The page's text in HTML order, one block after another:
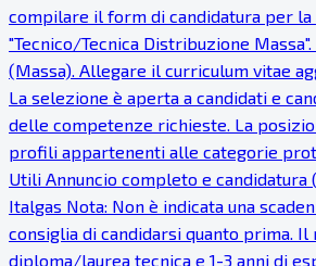
compilare il form di candidatura per la
"Tecnico/Tecnica Distribuzione
(Massa). Allegare il curriculum vitae
La selezione è aperta a candidati e
delle competenze richieste. La
profili appartenenti alle categorie
Utili Annuncio completo e candidatura
Italgas Nota: Non è indicata una
consiglia di candidarsi quanto prima. Il
diploma/laurea tecnica e 1-3 anni di